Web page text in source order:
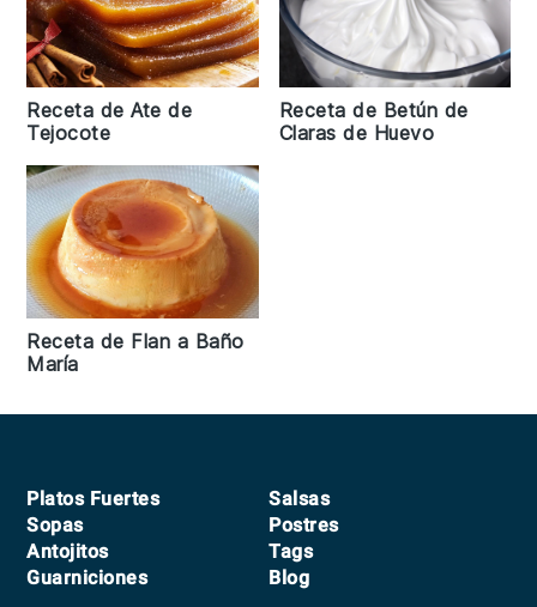
Receta de Ate de
Tejocote
Receta de Betún de
Claras de Huevo
Receta de Flan a Baño
María
Footer
Platos Fuertes
Sopas
Antojitos
Guarniciones
Salsas
Postres
Tags
Blog